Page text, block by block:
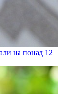
на понад 12